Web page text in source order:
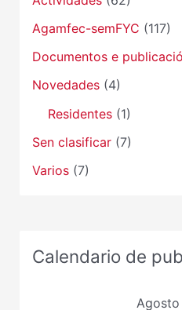
Agamfec-semFYC (117)
Documentos e
Novedades(4)
Residentes(1)
Sen clasificar(7)
Varios(7)
Calendario de